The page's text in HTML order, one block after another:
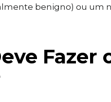
benigno) ou um
Fazer